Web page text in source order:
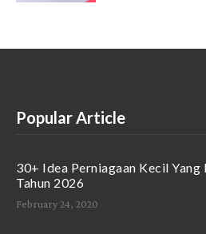
Popular Article
30+ Idea Perniagaan Kecil
Tahun 2026
February 24, 2020